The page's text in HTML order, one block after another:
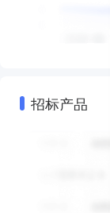
招标产品